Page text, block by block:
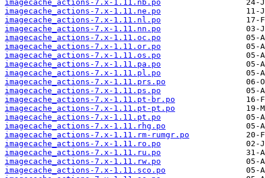
imagecache_actions-7.x-1.11.nb.po
imagecache_actions-7.x-1.11.ne.po
imagecache_actions-7.x-1.11.nl.po
imagecache_actions-7.x-1.11.nn.po
imagecache_actions-7.x-1.11.oc.po
imagecache_actions-7.x-1.11.or.po
imagecache_actions-7.x-1.11.os.po
imagecache_actions-7.x-1.11.pa.po
imagecache_actions-7.x-1.11.pl.po
imagecache_actions-7.x-1.11.prs.po
imagecache_actions-7.x-1.11.ps.po
imagecache_actions-7.x-1.11.pt-br.po
imagecache_actions-7.x-1.11.pt-pt.po
imagecache_actions-7.x-1.11.pt.po
imagecache_actions-7.x-1.11.rhg.po
imagecache_actions-7.x-1.11.rm-rumgr.po
imagecache_actions-7.x-1.11.ro.po
imagecache_actions-7.x-1.11.ru.po
imagecache_actions-7.x-1.11.rw.po
imagecache_actions-7.x-1.11.sco.po